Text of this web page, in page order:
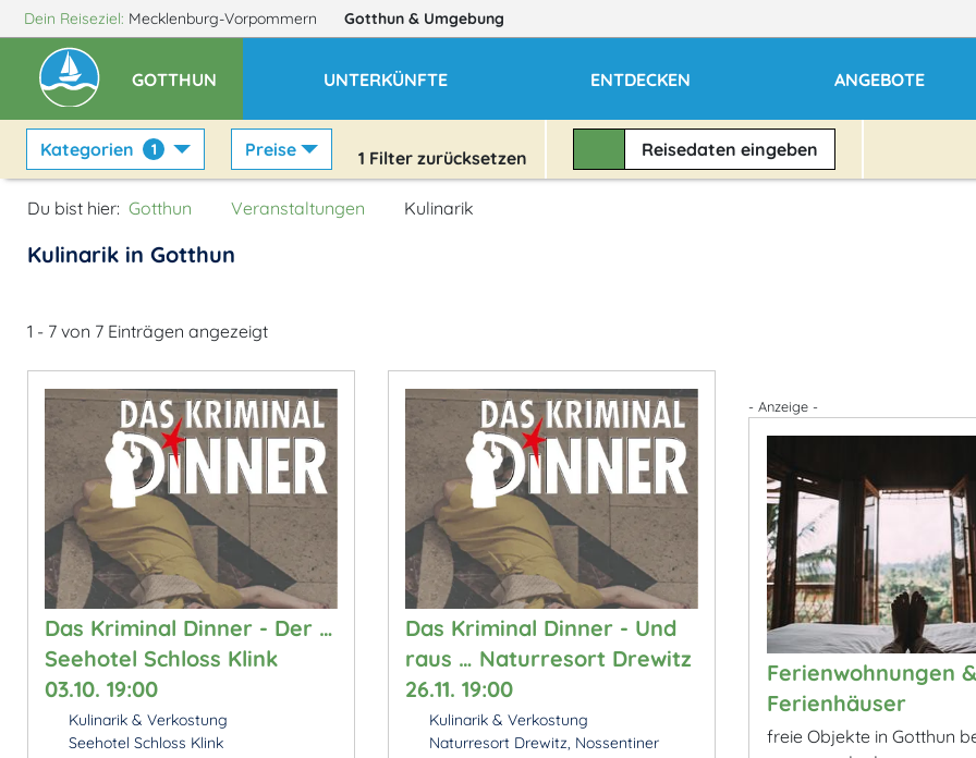
Dein Reiseziel: Mecklenburg-Vorpommern Gotthun & Umgebung
GOTTHUN UNTERKÜNFTE ENTDECKEN ANGEBOTE
Kategorien 1 Preise 1 Filter zurücksetzen Reisedateneingeben
Du bist hier: Gotthun Veranstaltungen Kulinarik
Kulinarik in Gotthun
1 - 7 von 7 Einträgen angezeigt
Das Kriminal Dinner - Der …
Seehotel Schloss Klink
03.10. 19:00
Kulinarik & Verkostung
Seehotel Schloss Klink
Das Kriminal Dinner - Und
raus … Naturresort Drewitz
26.11. 19:00
Kulinarik & Verkostung
Naturresort Drewitz, Nossentiner
- Anzeige -
Ferienwohnungen &
Ferienhäuser
freie Objekte in Gotthun